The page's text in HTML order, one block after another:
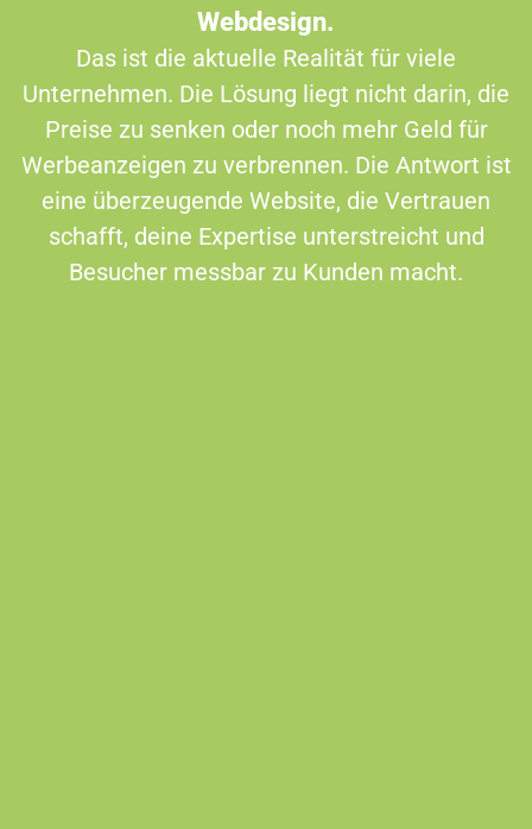
Webdesign.
Das ist die aktuelle Realität für viele
Unternehmen. Die Lösung liegt nicht darin, die
Preise zu senken oder noch mehr Geld für
Werbeanzeigen zu verbrennen. Die Antwort ist
eine überzeugende Website, die Vertrauen
schafft, deine Expertise unterstreicht und
Besucher messbar zu Kunden macht.